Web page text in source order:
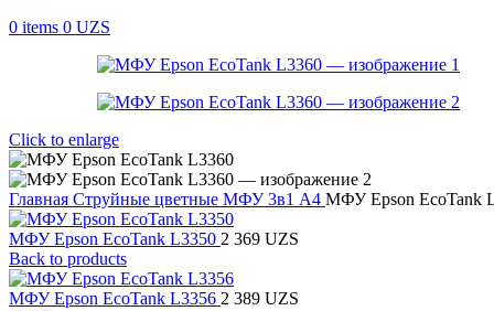
0 items 0 UZS
Click to enlarge
Главная Струйные цветные МФУ 3в1 А4 МФУ Epson EcoTank
МФУ Epson EcoTank L3350 2 369 UZS
Back to products
МФУ Epson EcoTank L3356 2 389 UZS